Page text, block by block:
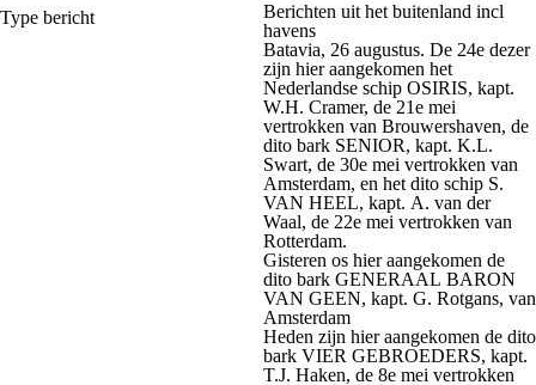
Type bericht
Berichten uit het buitenland incl
havens
Batavia, 26 augustus. De 24e dezer
zijn hier aangekomen het
Nederlandse schip OSIRIS, kapt.
W.H. Cramer, de 21e mei
vertrokken van Brouwershaven, de
dito bark SENIOR, kapt. K.L.
Swart, de 30e mei vertrokken van
Amsterdam, en het dito schip S.
VAN HEEL, kapt. A. van der
Waal, de 22e mei vertrokken van
Rotterdam.
Gisteren os hier aangekomen de
dito bark GENERAAL BARON
VAN GEEN, kapt. G. Rotgans, van
Amsterdam
Heden zijn hier aangekomen de dito
bark VIER GEBROEDERS, kapt.
T.J. Haken, de 8e mei vertrokken